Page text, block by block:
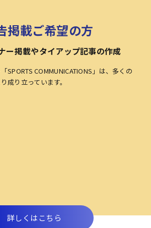
掲載ご希望の方
ー掲載やタイアップ記事の作成
SPORTS COMMUNICATIONS」は、多くの
成り立っています。
詳しくはこちら